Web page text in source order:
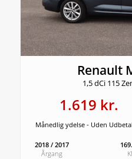
Renault
1,5 dCi 115
1.619 kr.
Månedlig ydelse - Uden
2018 / 2017
Årgang